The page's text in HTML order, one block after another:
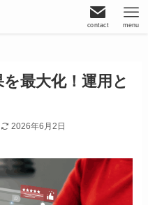
contact menu
最大化！運用と
2026年6月2日